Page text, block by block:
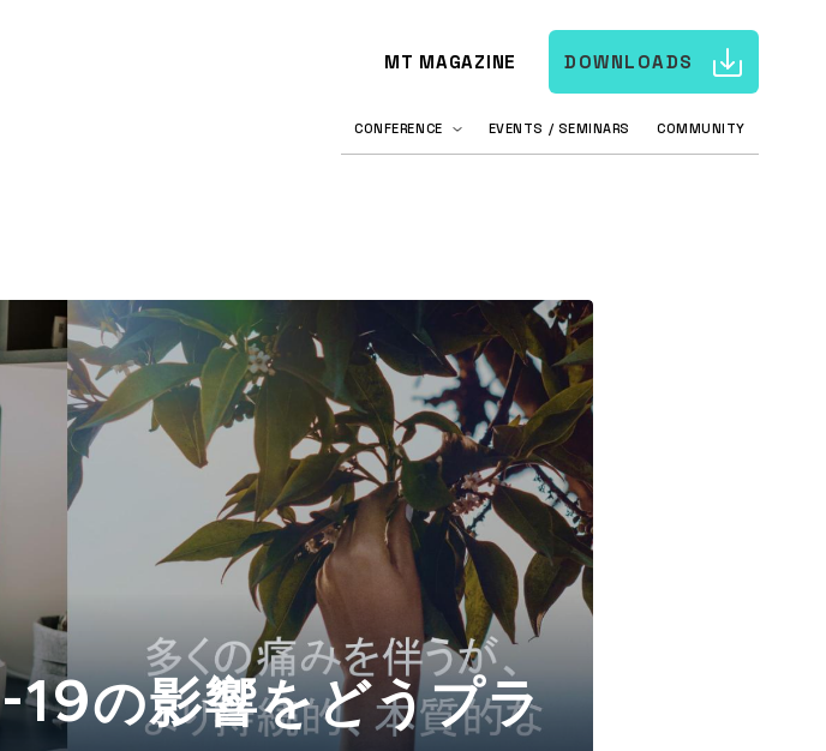
DOWNLOADS
MT MAGAZINE
CONFERENCE EVENTS / SEMINARS COMMUNITY
の影響をどうプラ